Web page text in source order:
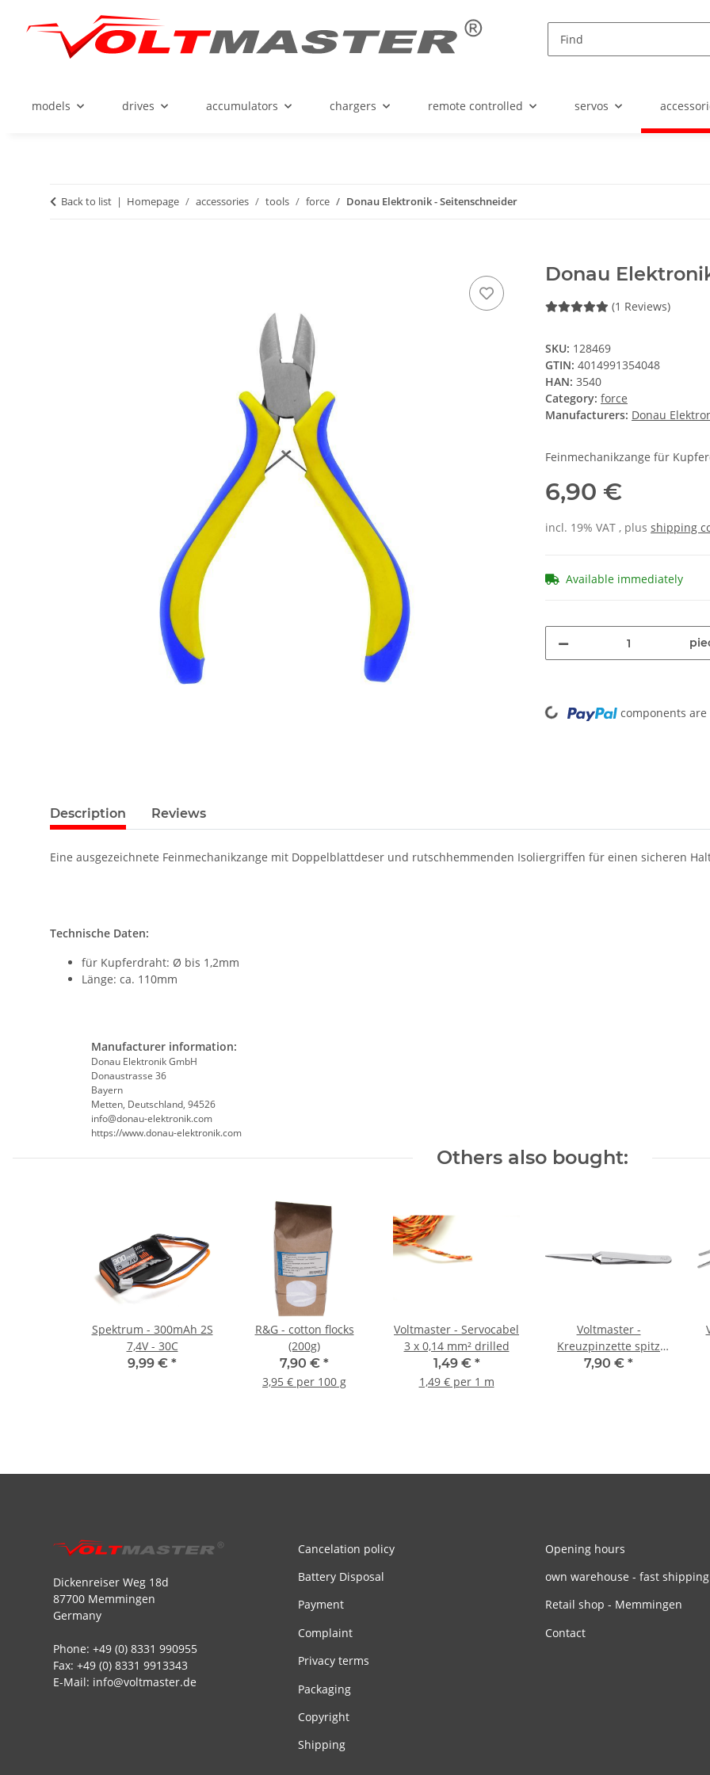
models drives accumulators chargers remote controlled servos
Back to list Homepage accessories tools force Donau Elektronik - Seitenschneider
Donau
(1 Reviews)
SKU: 128469
GTIN: 4014991354048
HAN: 3540
Category: force
Manufacturers: Donau
Feinmechanikzange für
6,90 €
incl. 19% VAT , plus shipping
Available immediately
Loading... components are
Description Reviews
Eine ausgezeichnete Feinmechanikzange mit Doppelblattdeser und rutschhemmenden Isoliergriffen für einen sicheren
Technische Daten:
für Kupferdraht: Ø bis 1,2mm
Länge: ca. 110mm
Manufacturer information:
Donau Elektronik GmbH
Donaustrasse 36
Bayern
Metten, Deutschland, 94526
info@donau-elektronik.com
https://www.donau-elektronik.com
Others also bought:
Spektrum - 300mAh 2S
7,4V - 30C
9,99 € *
R&G - cotton flocks
(200g)
7,90 € *
3,95 € per 100 g
Voltmaster - Servocabel
3 x 0,14 mm² drilled
1,49 € *
1,49 € per 1 m
Voltmaster -
Kreuzpinzette spitz
140mm
7,90 € *
Dickenreiser Weg 18d
87700 Memmingen
Germany
Phone: +49 (0) 8331 990955
Fax: +49 (0) 8331 9913343
E-Mail: info@voltmaster.de
Cancelation policy
Battery Disposal
Payment
Complaint
Privacy terms
Packaging
Copyright
Shipping
Opening hours
own warehouse - fast shipping
Retail shop - Memmingen
Contact